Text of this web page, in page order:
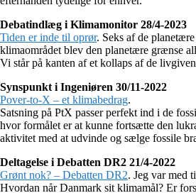
Debatindlæg i Klimamonitor 28/4-2023
Tiden er inde til oprør. Seks af de
klimaområdet blev den planetære grænse
Vi står på kanten af et kollaps af de
Synspunkt i Ingeniøren 30/11-2022
Pover-to-X – et klimabedrag.
Satsning på PtX passer perfekt ind i de
hvor formålet er at kunne fortsætte den
aktivitet med at udvinde og sælge fossile
Deltagelse i Debatten DR2 21/4-2022
Grønt nok? – Debatten DR2. Jeg var med
Hvordan når Danmark sit klimamål? Er